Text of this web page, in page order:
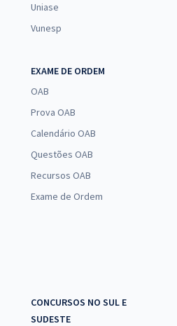
Uniase
Vunesp
EXAME DE ORDEM
OAB
Prova OAB
Calendário OAB
Questões OAB
Recursos OAB
Exame de Ordem
CONCURSOS NO SUL E
SUDESTE